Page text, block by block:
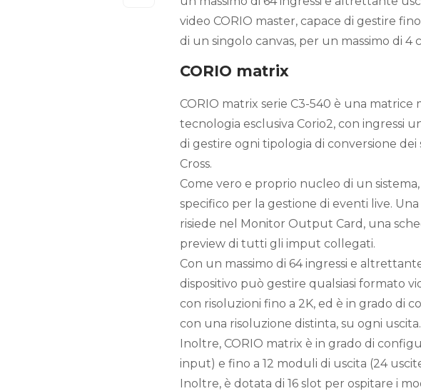
video CORIO master, capace di gestire
di un singolo canvas, per un massimo di 4
CORIO matrix
CORIO matrix serie C3-540 è una matrice
tecnologia esclusiva Corio2, con ingressi
di gestire ogni tipologia di conversione
Cross.
Come vero e proprio nucleo di un
specifico per la gestione di eventi live.
risiede nel Monitor Output Card, una
preview di tutti gli imput collegati.
Con un massimo di 64 ingressi e
dispositivo può gestire qualsiasi formato
con risoluzioni fino a 2K, ed è in grado di
con una risoluzione distinta, su ogni uscita.
Inoltre, CORIO matrix è in grado di
input) e fino a 12 moduli di uscita (24
Inoltre, è dotata di 16 slot per ospitare i